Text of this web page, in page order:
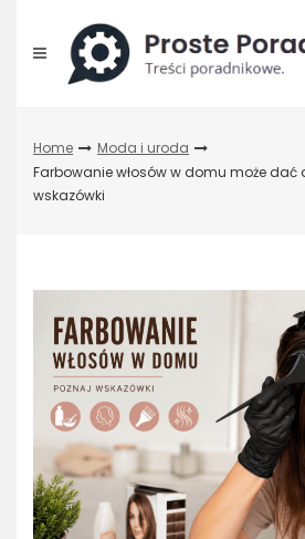
content
Home
Moda i uroda
Farbowanie włosów w domu może dać
wskazówki